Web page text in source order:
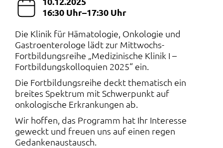
16:30 Uhr–17:30 Uhr
Die Klinik für Hämatologie, Onkologie und
Gastroenterologe lädt zur Mittwochs-
Fortbildungsreihe „Medizinische Klinik I –
Fortbildungskolloquien 2025“ ein.
Die Fortbildungsreihe deckt thematisch ein
breites Spektrum mit Schwerpunkt auf
onkologische Erkrankungen ab.
Wir hoffen, das Programm hat Ihr Interesse
geweckt und freuen uns auf einen regen
Gedankenaustausch.